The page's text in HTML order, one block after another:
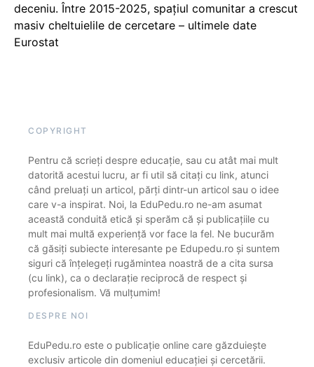
deceniu. Între 2015-2025, spațiul comunitar a crescut
masiv cheltuielile de cercetare – ultimele date
Eurostat
COPYRIGHT
Pentru că scrieți despre educație, sau cu atât mai mult
datorită acestui lucru, ar fi util să citați cu link, atunci
când preluați un articol, părți dintr-un articol sau o idee
care v-a inspirat. Noi, la EduPedu.ro ne-am asumat
această conduită etică și sperăm că și publicațiile cu
mult mai multă experiență vor face la fel. Ne bucurăm
că găsiți subiecte interesante pe Edupedu.ro și suntem
siguri că înțelegeți rugămintea noastră de a cita sursa
(cu link), ca o declarație reciprocă de respect și
profesionalism. Vă mulțumim!
DESPRE NOI
EduPedu.ro este o publicație online care găzduiește
exclusiv articole din domeniul educației și cercetării.